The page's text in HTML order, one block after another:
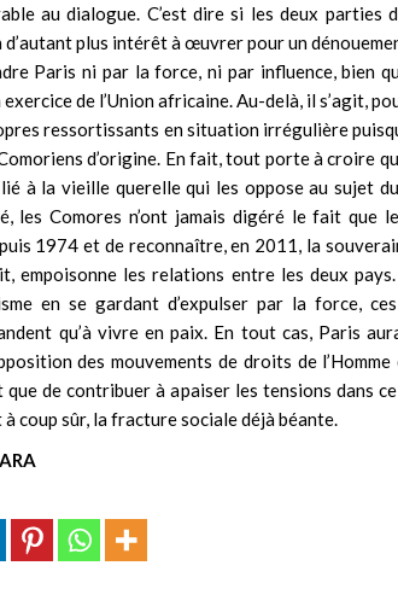
au dialogue. C’est dire si les deux parties
plus intérêt à œuvrer pour un
Paris ni par la force, ni par influence, bien
de l’Union africaine. Au-delà, il s’agit,
ressortissants en situation irrégulière
d’origine. En fait, tout porte à croire
à la vieille querelle qui les oppose au sujet
les Comores n’ont jamais digéré le fait que
1974 et de reconnaître, en 2011, la
empoisonne les relations entre les deux
en se gardant d’expulser par la force,
qu’à vivre en paix. En tout cas, Paris
des mouvements de droits de
de contribuer à apaiser les tensions dans
coup sûr, la fracture sociale déjà béante.